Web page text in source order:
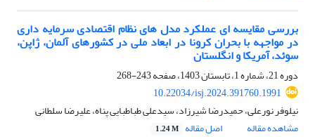
بررسی مقایسه ای عملکرد مدل های نظام اقتصادی سرمایه داری
در مواجهه با بحران کرونا در ابعاد ملی در کشورهای آلمان، ژاپن،
سوئد، آمریکا و انگلستان
دوره 21، شماره 1، تابستان 1403، صفحه
243-268
10.22034/isj.2024.391760.1991
نیلوفر نورعلی، حمیدرضا شیرزاد، سیدعلی طباطبایی پناه، علیرضا سلطانی
مشاهده مقاله
اصل مقاله 1.24 M